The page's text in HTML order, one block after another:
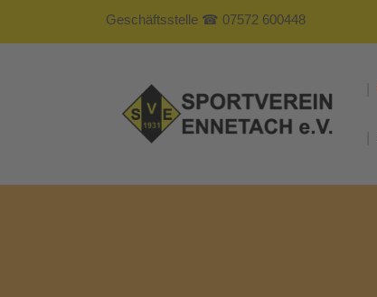
Geschäftsstelle ☎ 07572 600448